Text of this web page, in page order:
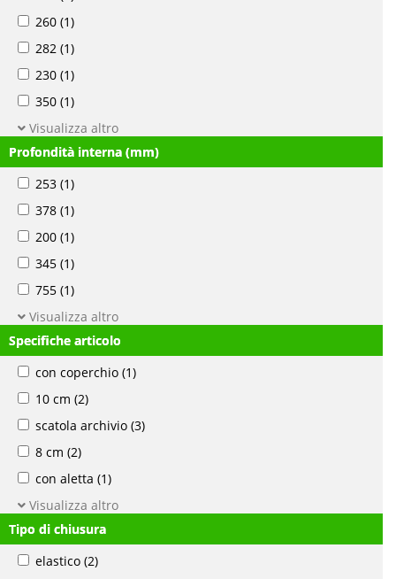
260 (1)
282 (1)
230 (1)
350 (1)
Visualizza altro
Profondità interna (mm)
253 (1)
378 (1)
200 (1)
345 (1)
755 (1)
Visualizza altro
Specifiche articolo
con coperchio (1)
10 cm (2)
scatola archivio (3)
8 cm (2)
con aletta (1)
Visualizza altro
Tipo di chiusura
elastico (2)